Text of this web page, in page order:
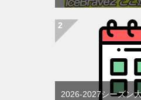
2026-2027シーズン